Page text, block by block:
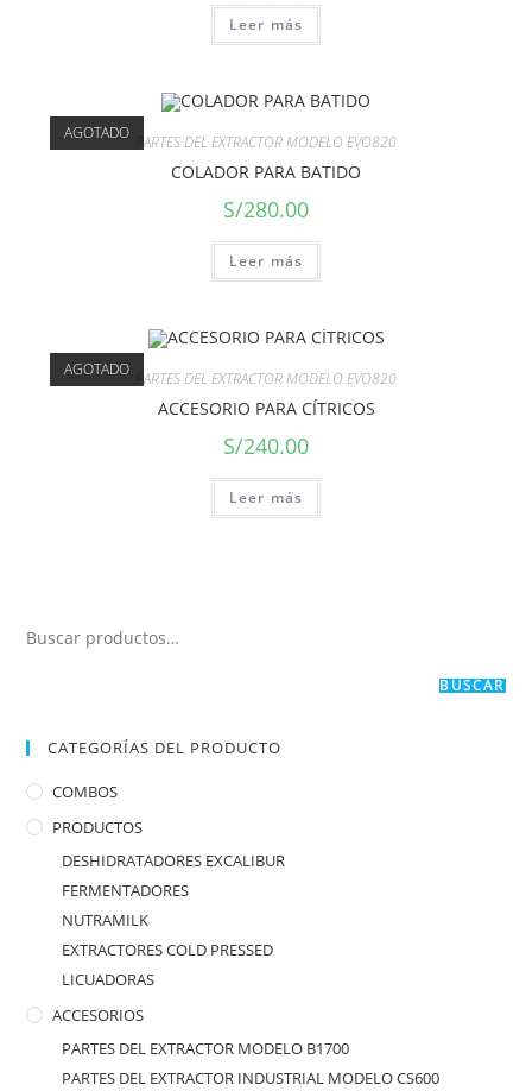
Leer más
AGOTADO PARTES DEL EXTRACTOR MODELO EVO820
COLADOR PARA BATIDO
S/280.00
Leer más
AGOTADO PARTES DEL EXTRACTOR MODELO EVO820
ACCESORIO PARA CÍTRICOS
S/240.00
Leer más
BUSCAR
CATEGORÍAS DEL PRODUCTO
COMBOS
PRODUCTOS
DESHIDRATADORES EXCALIBUR
FERMENTADORES
NUTRAMILK
EXTRACTORES COLD PRESSED
LICUADORAS
ACCESORIOS
PARTES DEL EXTRACTOR MODELO B1700
PARTES DEL EXTRACTOR INDUSTRIAL MODELO CS600